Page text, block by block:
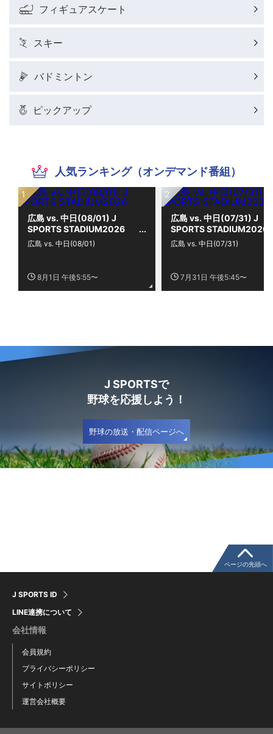
フィギュアスケート
スキー
バドミントン
ピックアップ
人気ランキング（オンデマンド番組）
広島 vs. 中日(08/01) J
SPORTS STADIUM2026
8月1日 午後5:55〜
広島 vs. 中日(08/01)
広島 vs. 中日(07/31) J
SPORTS STADIUM2026
7月31日 午後5:45〜
広島 vs. 中日(07/31)
J SPORTSで
野球を応援しよう！
野球の放送・配信ページへ
J SPORTS ID
LINE連携について
会社情報
会員規約
プライバシーポリシー
サイトポリシー
運営会社概要
ページの先頭へ